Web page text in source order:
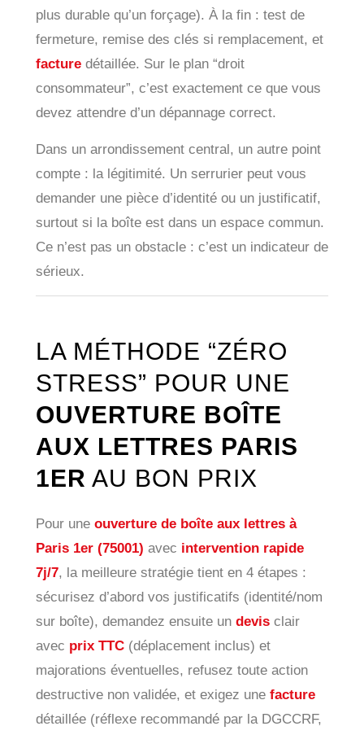
plus durable qu’un forçage). À la fin : test de
fermeture, remise des clés si remplacement, et
facturedétaillée. Sur le plan “droit
consommateur”, c’est exactement ce que vous
devez attendre d’un dépannage correct.
Dans un arrondissement central, un autre point
compte : la légitimité. Un serrurier peut vous
demander une pièce d’identité ou un justificatif,
surtout si la boîte est dans un espace commun.
Ce n’est pas un obstacle : c’est un indicateur de
sérieux.
LA MÉTHODE “ZÉRO
STRESS” POUR UNE
OUVERTURE BOÎTE
AUX LETTRES PARIS
1ER AU BON PRIX
Pour une ouverture de boîte aux lettres à
Paris 1er (75001) avec intervention rapide
7j/7, la meilleure stratégie tient en 4 étapes :
sécurisez d’abord vos justificatifs (identité/nom
sur boîte), demandez ensuite un devisclair
avec prix TTC(déplacement inclus) et
majorations éventuelles, refusez toute action
destructive non validée, et exigez une facture
détaillée (réflexe recommandé par la DGCCRF,